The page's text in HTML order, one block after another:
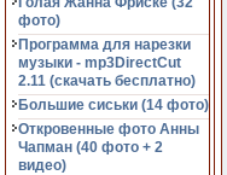
фото)
Программа для нарезки
музыки - mp3DirectCut
2.11 (cкачать бесплатно)
Большие сиськи (14 фото)
Откровенные фото Анны
Чапман (40 фото + 2
видео)